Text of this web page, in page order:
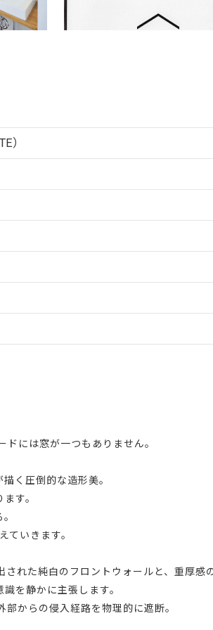
）
には窓が一つもありません。
く圧倒的な造形美。
す。
ていきます。
れた純白のフロントウォールと、重厚感
を静かに主張します。
からの侵入経路を物理的に遮断。